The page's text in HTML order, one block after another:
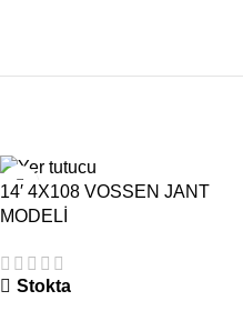
14′ 4X108 VOSSEN JANT
MODELİ
Stokta